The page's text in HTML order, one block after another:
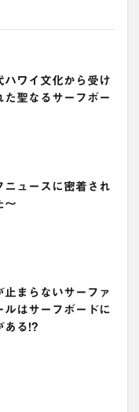
ハワイ文化から受け
た聖なるサーフボー
ニュースに密着され
〜
止まらないサーファ
ルはサーフボードに
ある!?